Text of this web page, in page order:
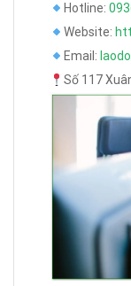
Hotline:
Website:
Email:
Số 117